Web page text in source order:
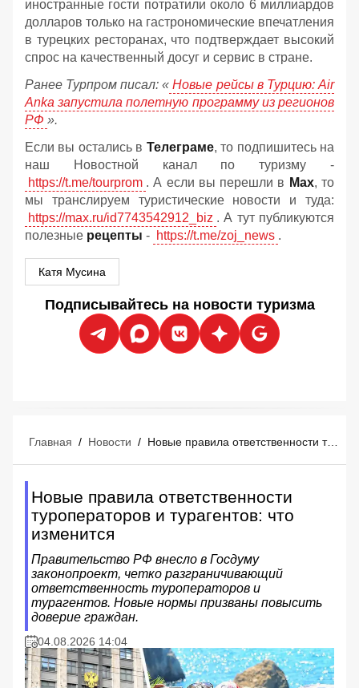
иностранные гости потратили около 6 миллиардов
долларов только на гастрономические впечатления
в турецких ресторанах, что подтверждает высокий
спрос на качественный досуг и сервис в стране.
Ранее Турпром писал: « Новые рейсы в Турцию: Air
Anka запустила полетную программу из регионов
РФ ».
Если вы остались в Телеграме, то подпишитесь на
наш Новостной канал по туризму -
https://t.me/tourprom . А если вы перешли в Мах, то
мы транслируем туристические новости и туда:
https://max.ru/id7743542912_biz . А тут публикуются
полезные рецепты - https://t.me/zoj_news .
Катя Мусина
Подписывайтесь на новости туризма
Главная / Новости / Новые правила ответственности туроператоров и турагентов: что изменится
Новые правила ответственности
туроператоров и турагентов: что
изменится
Правительство РФ внесло в Госдуму
законопроект, четко разграничивающий
ответственность туроператоров и
турагентов. Новые нормы призваны повысить
доверие граждан.
04.08.2026 14:04